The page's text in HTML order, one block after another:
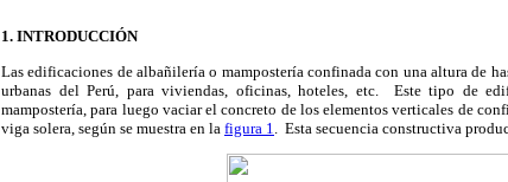
1. INTRODUCCIÓN
Las edificaciones de albañilería o mampostería confinada con una altura de
urbanas del Perú, para viviendas, oficinas, hoteles, etc. Este tipo de
mampostería, para luego vaciar el concreto de los elementos verticales de
viga solera, según se muestra en la figura 1 . Esta secuencia constructiva